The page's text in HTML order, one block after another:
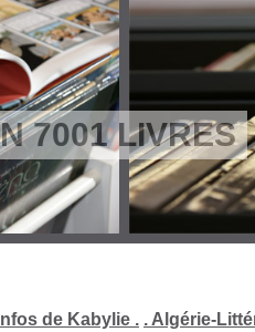
7001 LIVRES
de Kabylie . . Algérie-